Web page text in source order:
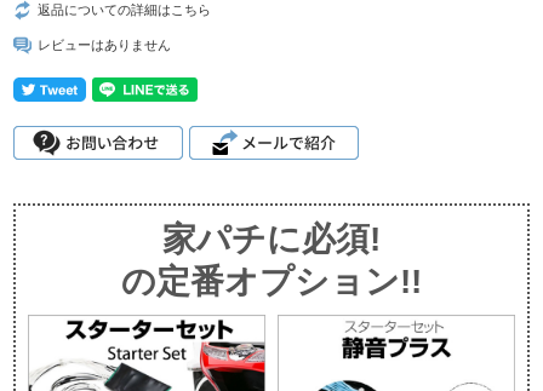
返品についての詳細はこちら
レビューはありません
家パチに必須!
の定番オプション!!